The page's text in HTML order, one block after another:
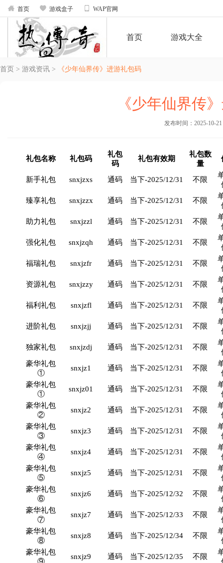
 首页  游戏盒子  WAP官网
首页 游戏大全
首页 > 游戏资讯 > 《少年仙界传》进游礼包码
《少年仙界传
发布时间：2025-10-21
礼包名称 礼包码
礼包
码
礼包有效期
礼包数
量
新手礼包 snxjzxs 通码 当下-2025/12/31 不限
臻享礼包
snxjzzx 通码 当下-2025/12/31 不限
助力礼包
snxjzzl 通码 当下-2025/12/31 不限
强化礼包
snxjzqh 通码 当下-2025/12/31 不限
福瑞礼包
snxjzfr 通码 当下-2025/12/31 不限
资源礼包
snxjzzy 通码 当下-2025/12/31 不限
福利礼包
snxjzfl 通码 当下-2025/12/31 不限
进阶礼包
snxjzjj 通码 当下-2025/12/31 不限
独家礼包
snxjzdj 通码 当下-2025/12/31 不限
豪华礼包
①
snxjz1 通码 当下-2025/12/31 不限
豪华礼包
①
snxjz01 通码 当下-2025/12/31 不限
豪华礼包
②
snxjz2 通码 当下-2025/12/31 不限
豪华礼包
③
snxjz3 通码 当下-2025/12/31 不限
豪华礼包
④
snxjz4 通码 当下-2025/12/31 不限
豪华礼包
⑤
snxjz5 通码 当下-2025/12/31 不限
豪华礼包
⑥
snxjz6 通码 当下-2025/12/32 不限
豪华礼包
⑦
snxjz7 通码 当下-2025/12/33 不限
豪华礼包
⑧
snxjz8 通码 当下-2025/12/34 不限
豪华礼包
snxjz9 通码 当下-2025/12/35 不限